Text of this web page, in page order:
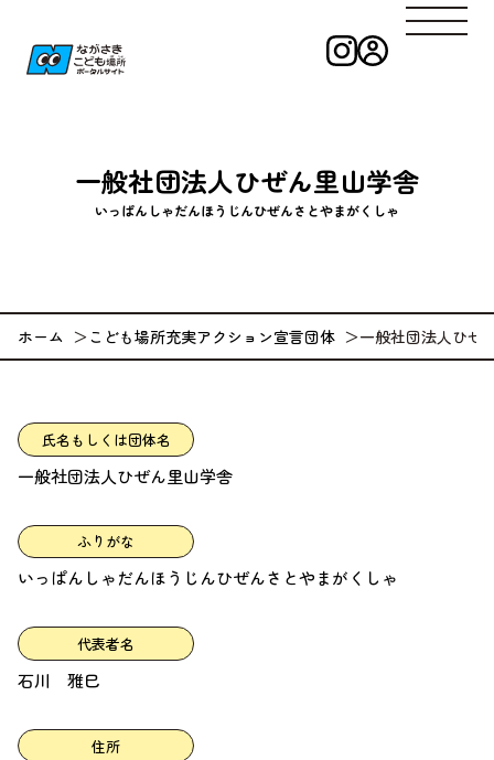
ながさきこども
一般社団法人ひぜん里山学舎
いっぱんしゃだんほうじんひぜんさとやまがくしゃ
ホーム こども場所充実アクション宣言団体 一般社団法人ひぜ
氏名もしくは団体名
一般社団法人ひぜん里山学舎
ふりがな
いっぱんしゃだんほうじんひぜんさとやまがくしゃ
代表者名
石川 雅巳
住所